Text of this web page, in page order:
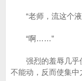
“老师，流这个液
“啊……”
强烈的羞辱几乎
不能动，反而使集中